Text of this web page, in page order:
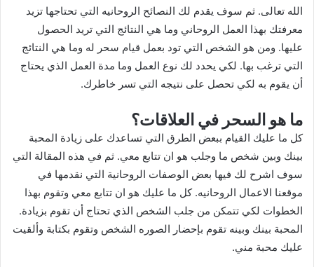
الله تعالى. ثم سوف يقدم لك النصائح الروحانيه التي تحتاجها تزيد
معرفتك بهذا العمل الروحاني وما هي النتائج التي تريد الحصول
عليها. ومن هو الشخص التي تود بعمل قيام سحر له وما هي النتائج
التي ترغب بها. لكي يحدد لك نوع العمل وما مدة العمل الذي يحتاج
أن يقوم به لكي تحصل على نتيجه التي تسر خاطرك.
ما هو السحر في العلاقات؟
كل ما عليك القيام ببعض الطرق التي تساعدك على زيادة المحبة
بينك وبين شخص ما وجلب هو ان تتابع معي. ثم في هذه المقالة التي
سوف اشرح لك فيها بعض الوصفات الروحانية التي نقدمها في
موقعنا الاعمال الروحانيه. كل ما عليك هو ان تتابع معي وتقوم بهذا
الخطوات لكي تتمكن من جلب الشخص الذي تحتاج أن تقوم بزيادة.
المحبة بينك وبينه تقوم بإحضار الصوره الشخص وتقوم بكتابة وألقيت
عليك محبة مني.